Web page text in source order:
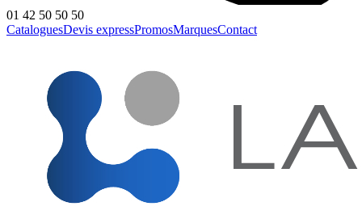
01 42 50 50 50
CataloguesDevis expressPromosMarquesContact